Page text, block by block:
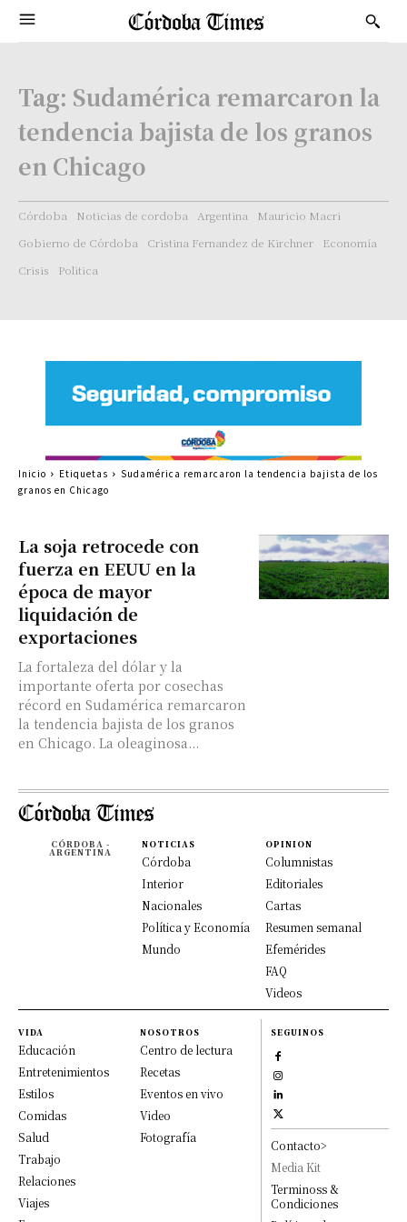
Tag: Sudamérica remarcaron la
tendencia bajista de los granos
en Chicago
Córdoba Noticias de cordoba Argentina
Mauricio Macri
Gobierno de Córdoba
Cristina Fernandez de Kirchner
Economía
Crisis
Politica
La soja retrocede con
fuerza en EEUU en la
época de mayor
liquidación de
exportaciones
La fortaleza del dólar y la
importante oferta por cosechas
récord en Sudamérica remarcaron
la tendencia bajista de los granos
en Chicago. La oleaginosa...
Inicio Etiquetas
Sudamérica remarcaron la tendencia bajista de los
granos en Chicago
CÓRDOBA -
ARGENTINA
NOTICIAS
Córdoba
Interior
Nacionales
Política y Economía
Mundo
OPINION
Columnistas
Editoriales
Cartas
Resumen semanal
Efemérides
FAQ
Videos
VIDA
Educación
Entretenimientos
Estilos
Comidas
Salud
Trabajo
Relaciones
Viajes
NOSOTROS
Centro de lectura
Recetas
Eventos en vivo
Video
Fotografía
SEGUINOS
Contacto>
Media Kit
Terminoss &
Condiciones